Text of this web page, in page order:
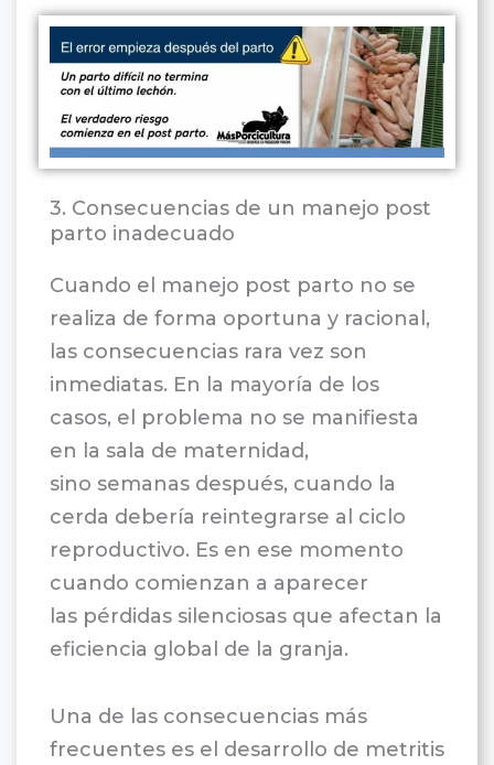
3. Consecuencias de un manejo post
parto inadecuado
Cuando el manejo post parto no se
realiza de forma oportuna y racional,
las consecuencias rara vez son
inmediatas. En la mayoría de los
casos, el problema no se manifiesta
en la sala de maternidad,
sino semanas después, cuando la
cerda debería reintegrarse al ciclo
reproductivo. Es en ese momento
cuando comienzan a aparecer
las pérdidas silenciosas que afectan la
eficiencia global de la granja.
Una de las consecuencias más
frecuentes es el desarrollo de metritis